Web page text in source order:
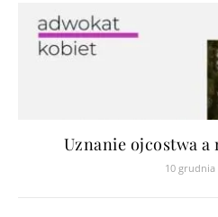
Uznanie ojcostwa
10 grudnia